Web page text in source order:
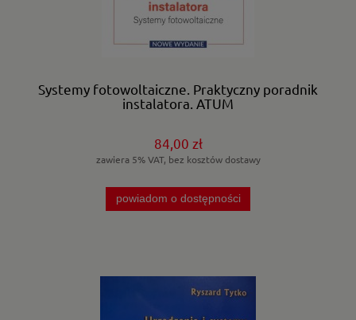
Systemy fotowoltaiczne. Praktyczny poradnik
instalatora. ATUM
84,00 zł
zawiera 5% VAT, bez kosztów dostawy
powiadom o dostępności